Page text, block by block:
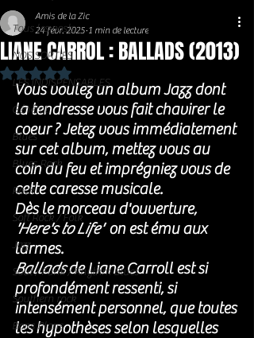
Tous les posts
NOS SORTIES
LES INDISPENSABLES
Général
Blues
Blues Rock
Rock
Soft Rock / Folk
Jazz
Soul / Funk / Rhythm Blues
Southern rock
Bons Plans
LIANE CARROL : BALLADS (2013)
Amis de la Zic
24 févr. 2025 1 min de lecture
Noté NaN étoiles sur 5.
Vous voulez un album Jazz dont
la tendresse vous fait chavirer le
coeur ? Jetez vous immédiatement
sur cet album, mettez vous au
coin du feu et imprégniez vous de
cette caresse musicale.
Dès le morceau d'ouverture,
'Here's to Life'
  on est ému aux
larmes.
Ballads de Liane Carroll est si
profondément ressenti, si
intensément personnel, que toutes
les hypothèses selon lesquelles